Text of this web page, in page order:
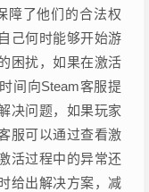
障了他们的合法权
己何时能够开始游
困扰，如果在激活
间向Steam客服提
决问题，如果玩家
服可以通过查看激
活过程中的异常还
给出解决方案，减